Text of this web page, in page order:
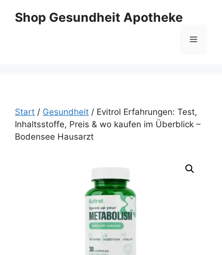
InhaltShop Gesundheit Apotheke
Menü
Start / Gesundheit / Evitrol Erfahrungen: Test,
Inhaltsstoffe, Preis & wo kaufen im Überblick –
Bodensee Hausarzt